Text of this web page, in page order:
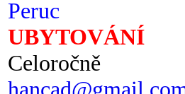
Peruc
UBYTOVÁNÍ
Celoročně